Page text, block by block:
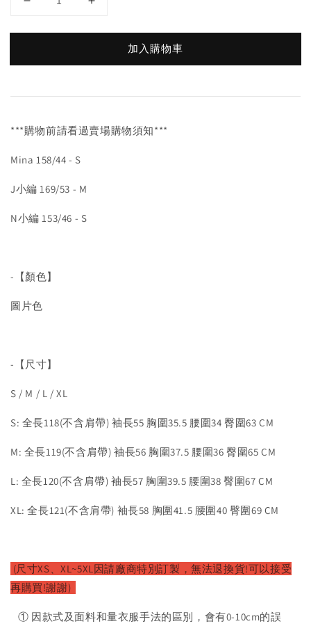
加入購物車
***購物前請看過賣場購物須知***
Mina 158/44 - S
J小編 169/53 - M
N小編 153/46 - S
-【顏色】
圖片色
-【尺寸】
S / M / L / XL
S: 全長118(不含肩帶) 袖長55 胸圍35.5 腰圍34 臀圍63 CM
M: 全長119(不含肩帶) 袖長56 胸圍37.5 腰圍36 臀圍65 CM
L: 全長120(不含肩帶) 袖長57 胸圍39.5 腰圍38 臀圍67 CM
XL: 全長121(不含肩帶) 袖長58 胸圍41.5 腰圍40 臀圍69 CM
(尺寸XS、XL~5XL因請廠商特別訂製，無法退換貨!可以接受
再購買!謝謝)
① 因款式及面料和量衣服手法的區別，會有0-10cm的誤